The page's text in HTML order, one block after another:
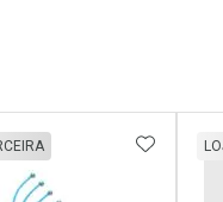
FAVORITOS